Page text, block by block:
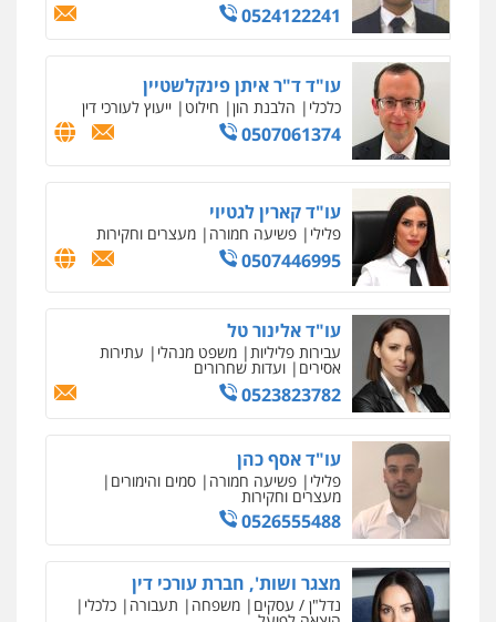
עו"ד אייל אביטל
פלילי פשיעה חמורה מעצרים וחקירות
עו"ד בועז קניג
פלילי משפחה כלכלי צבאי
0507003001
עו"ד אייל בסרגליק
פלילי כלכלי צווארון לבן עורכי דין לענייני
אסירים אזרחי נדל"ן / עסקים
0528488515
מנשה, אלמוג – עורכי דין
פלילי עבירות תנועה צווארון לבן תעבורה
עורכי דין לענייני אסירים מעצרים וחקירות
0546470989
עו"ד אסף דוק
פלילי עבירות מין סמים והימורים פשיעה
חמורה חקירות ומעצרים צווארון לבן והונאה
0526885006
0524122241
עו"ד ד"ר איתן פינקלשטיין
כלכלי הלבנת הון חילוט ייעוץ לעורכי דין
0507061374
עו"ד קארין לגטיוי
פלילי פשיעה חמורה מעצרים וחקירות
0507446995
עו"ד אלינור טל
עבירות פליליות משפט מנהלי עתירות
אסירים ועדות שחרורים
0523823782
עו"ד אסף כהן
פלילי פשיעה חמורה סמים והימורים
מעצרים וחקירות
0526555488
מצגר ושות', חברת עורכי דין
נדל"ן / עסקים משפחה תעבורה כלכלי